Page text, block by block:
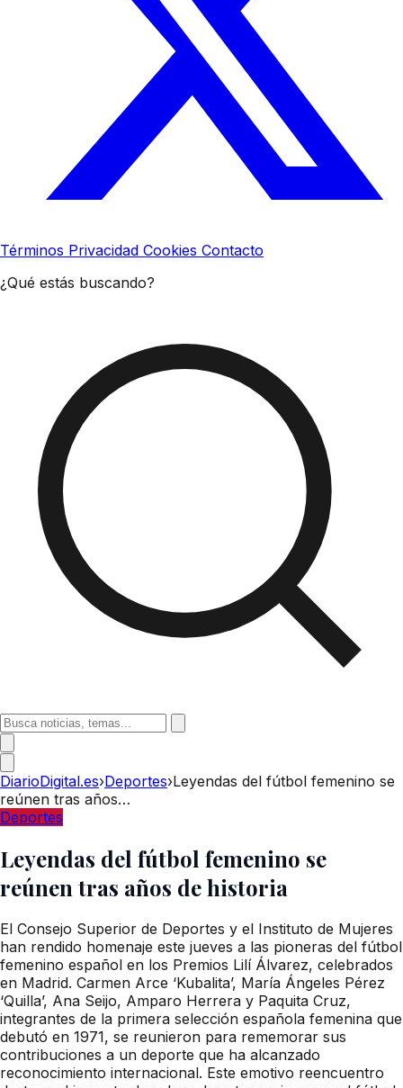
Términos Privacidad Cookies Contacto
¿Qué estás buscando?
DiarioDigital.es›Deportes›Leyendas del fútbol femenino se
reúnen tras años…
Deportes
Leyendas del fútbol femenino se
reúnen tras años de historia
El Consejo Superior de Deportes y el Instituto de Mujeres
han rendido homenaje este jueves a las pioneras del fútbol
femenino español en los Premios Lilí Álvarez, celebrados
en Madrid. Carmen Arce ‘Kubalita’, María Ángeles Pérez
‘Quilla’, Ana Seijo, Amparo Herrera y Paquita Cruz,
integrantes de la primera selección española femenina que
debutó en 1971, se reunieron para rememorar sus
contribuciones a un deporte que ha alcanzado
reconocimiento internacional. Este emotivo reencuentro